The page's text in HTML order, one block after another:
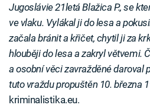
Jugoslávie 21letá Blažica P., se
ve vlaku. Vylákal ji do lesa a
začala bránit a křičet, chytil ji za
hlouběji do lesa a zakryl větvemi.
a osobní věci zavražděné daroval
tuto vraždu propuštěn 10. března
kriminalistika.eu.